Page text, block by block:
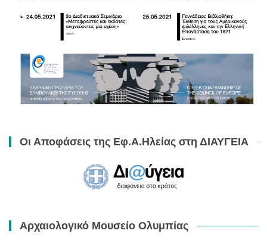
Οι Αποφάσεις της Εφ.Α.Ηλείας στη ΔΙΑΥΓΕΙΑ
Αρχαιολογικό Μουσείο Ολυμπίας